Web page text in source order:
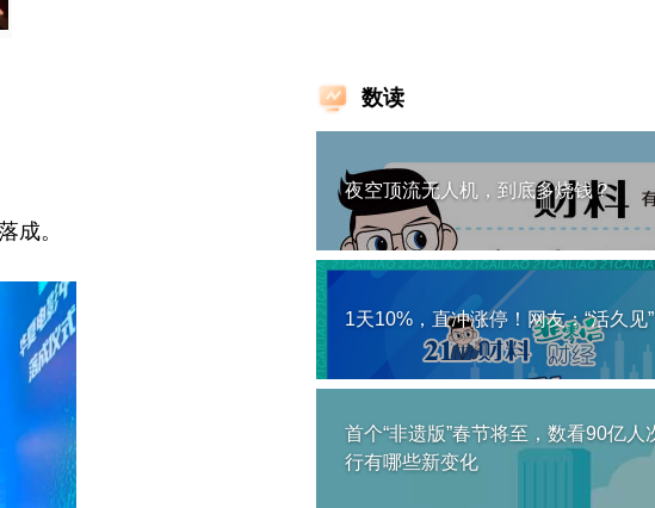
成。
数读
夜空顶流无人机，到底多烧钱？
1天10%，直冲涨停！网友：“活久见”
首个“非遗版”春节将至，数看90亿人
行有哪些新变化